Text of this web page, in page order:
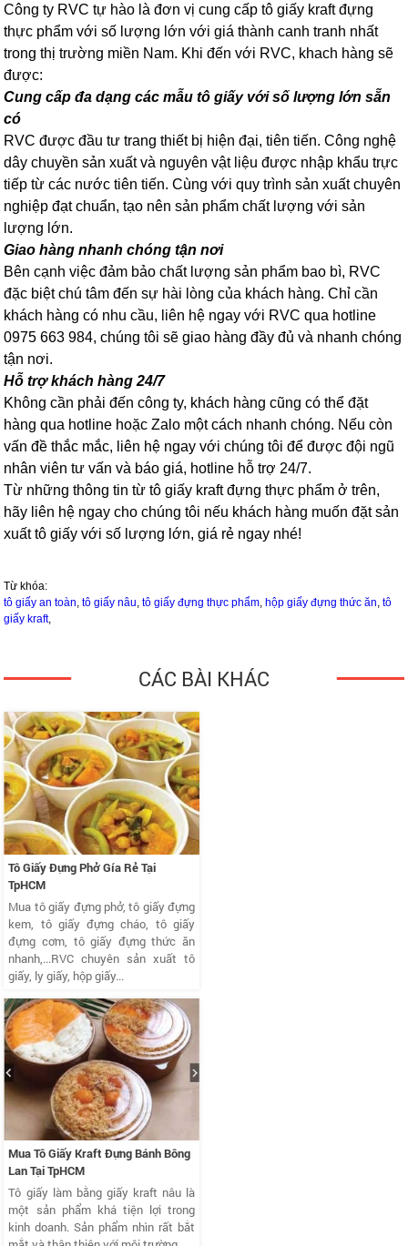
Công ty RVC tự hào là đơn vị cung cấp tô giấy kraft đựng
thực phẩm với số lượng lớn với giá thành canh tranh nhất
trong thị trường miền Nam. Khi đến với RVC, khach hàng sẽ
được:
Cung cấp đa dạng các mẫu tô giấy với số lượng lớn sẵn
có
RVC được đầu tư trang thiết bị hiện đại, tiên tiến. Công nghệ
dây chuyền sản xuất và nguyên vật liệu được nhập khẩu trực
tiếp từ các nước tiên tiến. Cùng với quy trình sản xuất chuyên
nghiệp đạt chuẩn, tạo nên sản phẩm chất lượng với sản
lượng lớn.
Giao hàng nhanh chóng tận nơi
Bên cạnh việc đảm bảo chất lượng sản phẩm bao bì, RVC
đặc biệt chú tâm đến sự hài lòng của khách hàng. Chỉ cần
khách hàng có nhu cầu, liên hệ ngay với RVC qua hotline
0975 663 984, chúng tôi sẽ giao hàng đầy đủ và nhanh chóng
tận nơi.
Hỗ trợ khách hàng 24/7
Không cần phải đến công ty, khách hàng cũng có thể đặt
hàng qua hotline hoặc Zalo một cách nhanh chóng. Nếu còn
vấn đề thắc mắc, liên hệ ngay với chúng tôi để được đội ngũ
nhân viên tư vấn và báo giá, hotline hỗ trợ 24/7.
Từ những thông tin từ tô giấy kraft đựng thực phẩm ở trên,
hãy liên hệ ngay cho chúng tôi nếu khách hàng muốn đặt sản
xuất tô giấy với số lượng lớn, giá rẻ ngay nhé!
Từ khóa:
tô giấy an toàn,tô giấy nâu,tô giấy đựng thực phẩm, hộp giấy đựng thức ăn,tô
giấy kraft,
CÁC BÀI KHÁC
Tô Giấy Đựng Phở Gía Rẻ Tại
TpHCM
Mua tô giấy đựng phở, tô giấy đựng
kem, tô giấy đựng cháo, tô giấy
đựng cơm, tô giấy đựng thức ăn
nhanh,...RVC chuyên sản xuất tô
giấy, ly giấy, hộp giấy...
Mua Tô Giấy Kraft Đựng Bánh Bông
Lan Tại TpHCM
Tô giấy làm bằng giấy kraft nâu là
một sản phẩm khá tiện lợi trong
kinh doanh. Sản phẩm nhìn rất bắt